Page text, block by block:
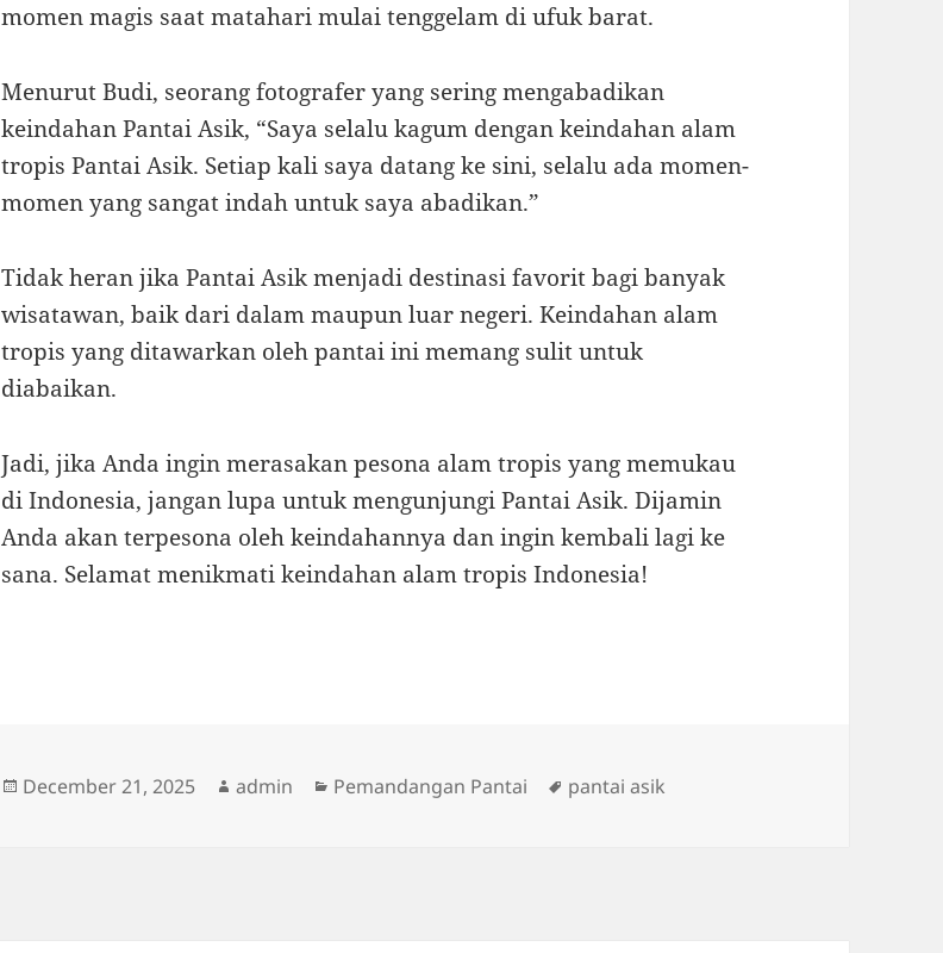
momen magis saat matahari mulai tenggelam di ufuk barat.
Menurut Budi, seorang fotografer yang sering mengabadikan
keindahan Pantai Asik, “Saya selalu kagum dengan keindahan alam
tropis Pantai Asik. Setiap kali saya datang ke sini, selalu ada momen-
momen yang sangat indah untuk saya abadikan.”
Tidak heran jika Pantai Asik menjadi destinasi favorit bagi banyak
wisatawan, baik dari dalam maupun luar negeri. Keindahan alam
tropis yang ditawarkan oleh pantai ini memang sulit untuk
diabaikan.
Jadi, jika Anda ingin merasakan pesona alam tropis yang memukau
di Indonesia, jangan lupa untuk mengunjungi Pantai Asik. Dijamin
Anda akan terpesona oleh keindahannya dan ingin kembali lagi ke
sana. Selamat menikmati keindahan alam tropis Indonesia!
Posted
December 21, 2025 Author
admin Categories
Pemandangan Pantai Tags
pantai asik